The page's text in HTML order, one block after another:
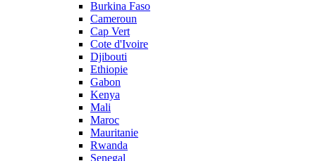
Burkina Faso
Cameroun
Cap Vert
Cote d'Ivoire
Djibouti
Ethiopie
Gabon
Kenya
Mali
Maroc
Mauritanie
Rwanda
Senegal